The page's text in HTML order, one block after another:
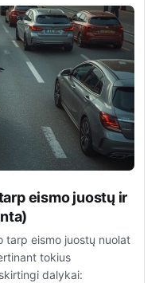
eismo juostų ir
tarp eismo juostų nuolat
tokius
dalykai: